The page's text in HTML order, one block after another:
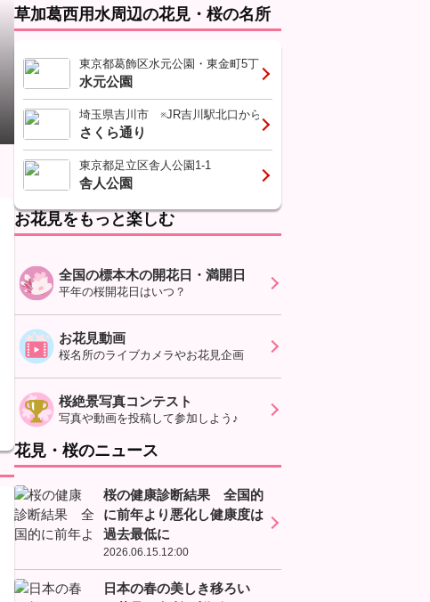
草加葛西用水周辺の花見・桜の名所
東京都葛飾区水元公園・東金町5丁目・8丁目
水元公園
埼玉県吉川市 ※JR吉川駅北口から線路沿いを東へ300m。そこか
さくら通り
東京都足立区舎人公園1-1
舎人公園
お花見をもっと楽しむ
全国の標本木の開花日・満開日
平年の桜開花日はいつ？
お花見動画
桜名所のライブカメラやお花見企画
桜絶景写真コンテスト
写真や動画を投稿して参加しよう♪
花見・桜のニュース
桜の健康診断結果 全国的
に前年より悪化し健康度は
過去最低に
2026.06.15.12:00
日本の春の美しき移ろい